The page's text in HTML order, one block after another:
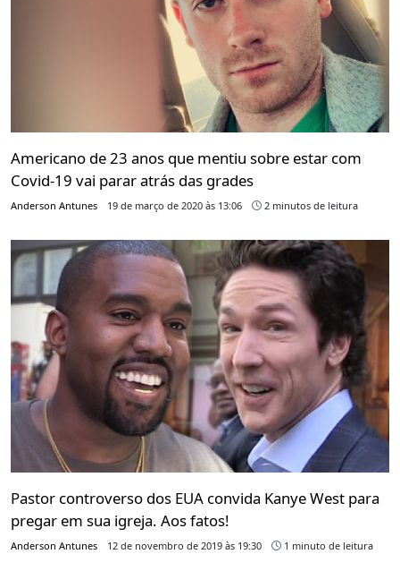
Americano de 23 anos que mentiu sobre estar com
Covid-19 vai parar atrás das grades
Anderson Antunes 19 de março de 2020 às 13:06 2 minutos de leitura
Pastor controverso dos EUA convida Kanye West para
pregar em sua igreja. Aos fatos!
Anderson Antunes 12 de novembro de 2019 às 19:30 1 minuto de leitura